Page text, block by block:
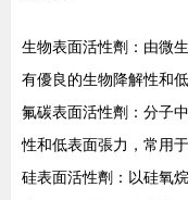
生物表面活性劑：由微
有優良的生物降解性和
氟碳表面活性劑：分子
性和低表面張力，常用
硅表面活性劑：以硅氧